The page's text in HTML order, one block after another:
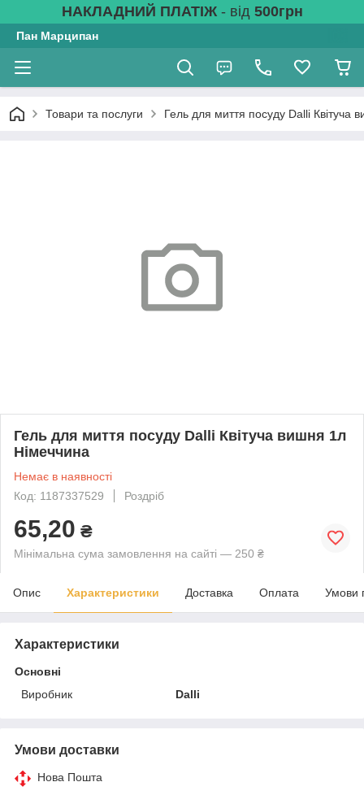
НАКЛАДНИЙ ПЛАТІЖ- від 500грн
Пан Марципан
Товари та послуги Гель для миття посуду Dalli Квітуча
Гель для миття посуду Dalli Квітуча вишня 1л
Німеччина
Немає в наявності
Код: 1187337529
Роздріб
65,20 ₴
Мінімальна сума замовлення на сайті — 250 ₴
Опис Характеристики Доставка Оплата Умови
Характеристики
Основні
Виробник
Dalli
Умови доставки
Нова Пошта